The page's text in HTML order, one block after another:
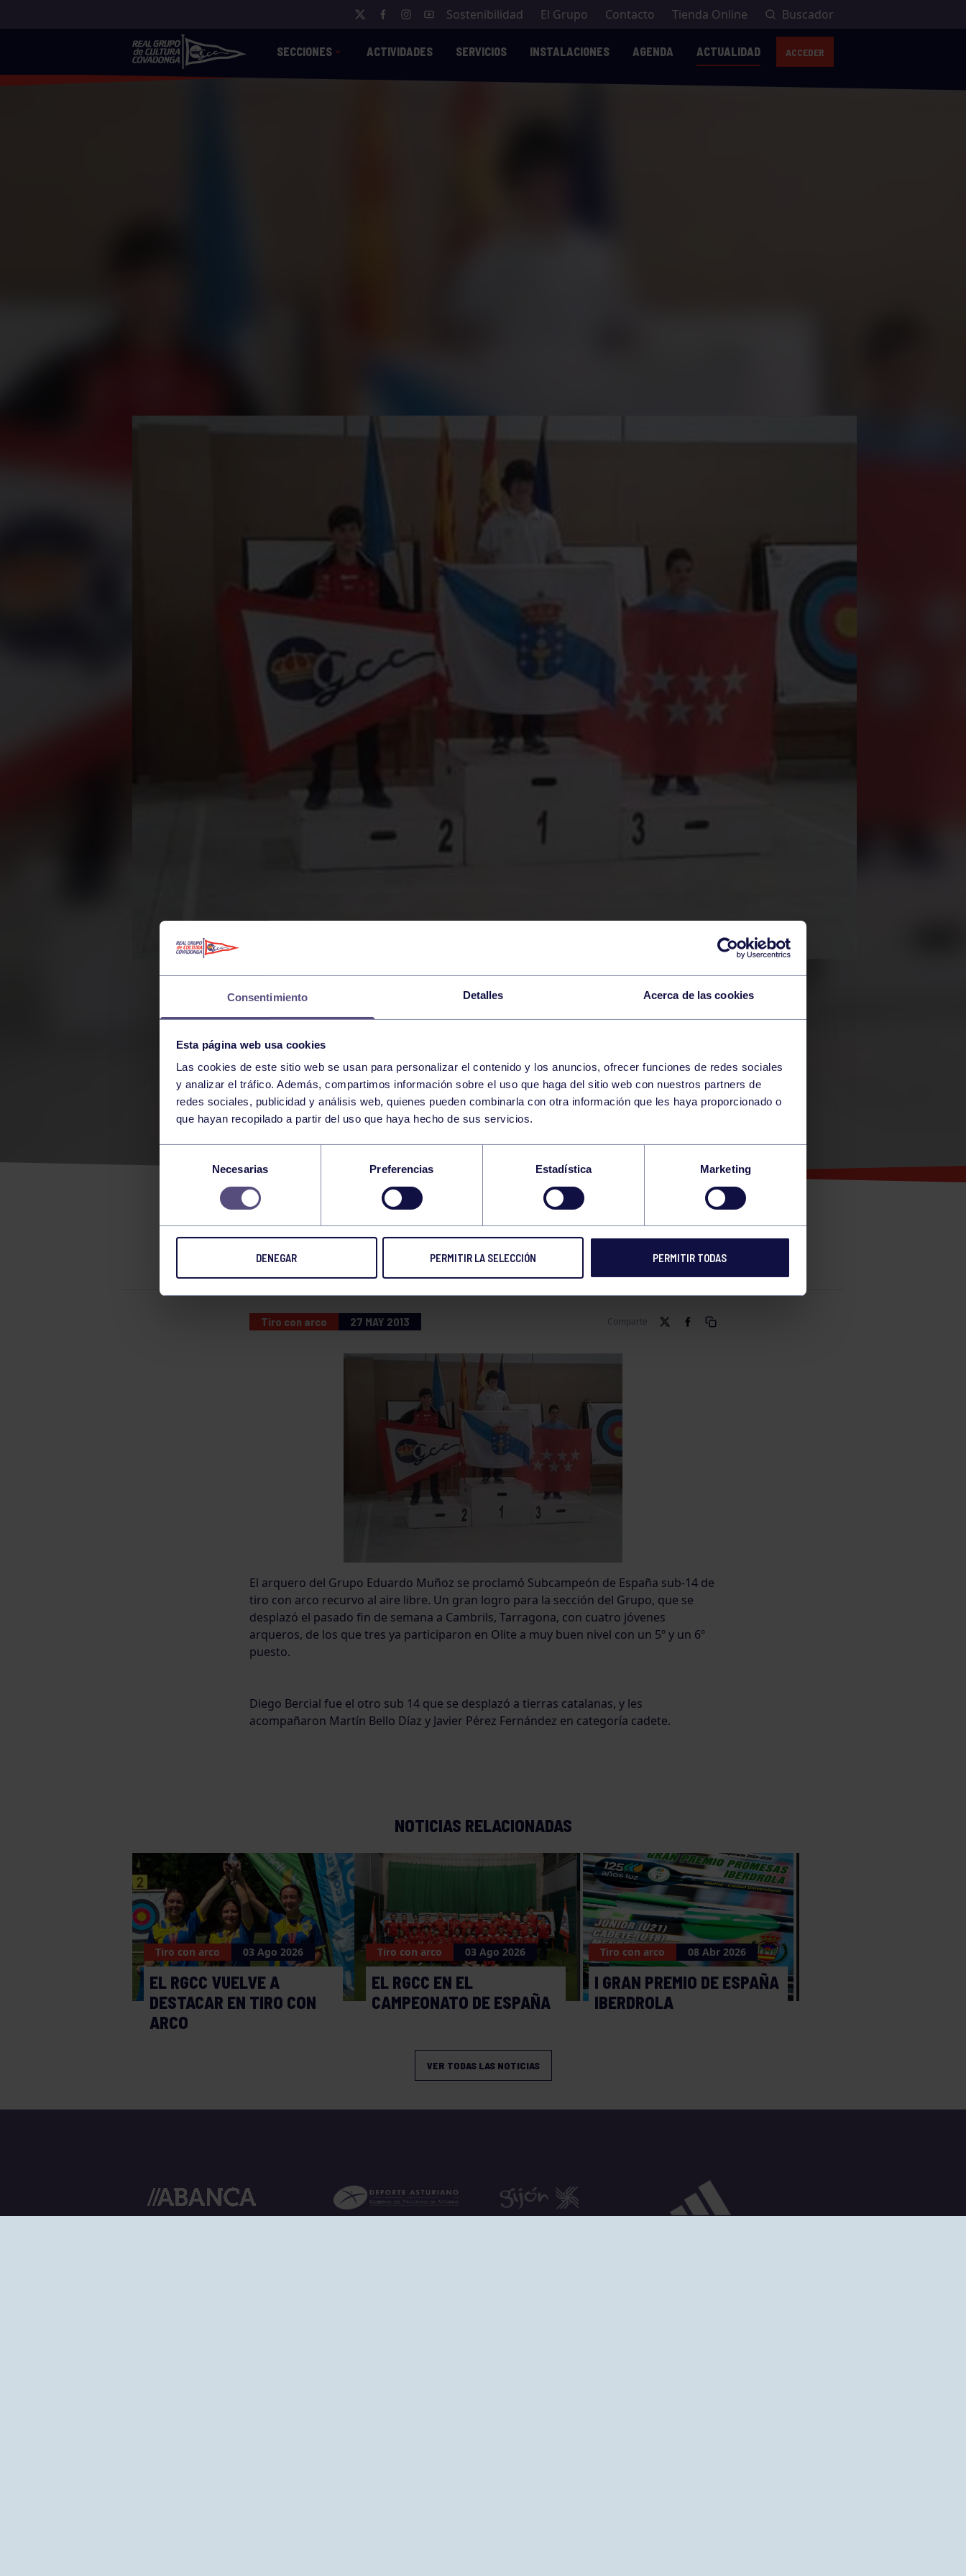
Consentimiento Detalles Acerca de las cookies
Esta página web usa cookies
Las cookies de este sitio web se usan para personalizar el contenido y los anuncios, ofrecer funciones de redes sociales
y analizar el tráfico. Además, compartimos información sobre el uso que haga del sitio web con nuestros partners de
redes sociales, publicidad y análisis web, quienes pueden combinarla con otra información que les haya proporcionado o
que hayan recopilado a partir del uso que haya hecho de sus servicios.
consentimiento
Necesarias Preferencias Estadística Marketing
DENEGAR PERMITIR LA SELECCIÓN PERMITIR TODAS
Sostenibilidad El Grupo Contacto Tienda Online Buscador
SECCIONES ACTIVIDADES SERVICIOS INSTALACIONES AGENDA ACTUALIDAD ACCEDER
TIRO CON ARCO
MEDALLA DE PLATA PARA EDUARDO MUÑOZ EN EL NACIONAL DE
TIRO CON ARCO
Tiro con arco 27 MAY 2013 Comparte
El arquero del Grupo Eduardo Muñoz se proclamó Subcampeón de España sub-14 de
tiro con arco recurvo al aire libre. Un gran logro para la sección del Grupo, que se
desplazó el pasado fin de semana a Cambrils, Tarragona, con cuatro jóvenes
arqueros, de los que tres ya participaron en Olite a muy buen nivel con un 5º y un 6º
puesto.
Diego Bercial fue el otro sub 14 que se desplazó a tierras catalanas, y les
acompañaron Martín Bello Díaz y Javier Pérez Fernández en categoría cadete.
NOTICIAS RELACIONADAS
Tiro con arco 03 Ago 2026
EL RGCC VUELVE A
DESTACAR EN TIRO CON
ARCO
Tiro con arco 03 Ago 2026
EL RGCC EN EL
CAMPEONATO DE ESPAÑA
Tiro con arco 08 Abr 2026
I GRAN PREMIO DE ESPAÑA
IBERDROLA
VER TODAS LAS NOTICIAS